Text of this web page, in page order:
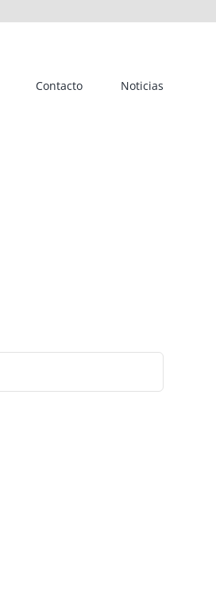
Contacto Noticias